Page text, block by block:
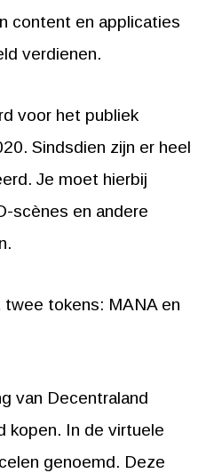
content en applicaties
verdienen.
voor het publiek
Sindsdien zijn er heel
Je moet hierbij
scènes en andere
tokens: MANA en
van Decentraland
kopen. In de virtuele
genoemd. Deze